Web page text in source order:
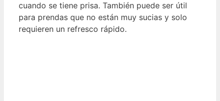
cuando se tiene prisa. También puede ser útil
para prendas que no están muy sucias y solo
requieren un refresco rápido.